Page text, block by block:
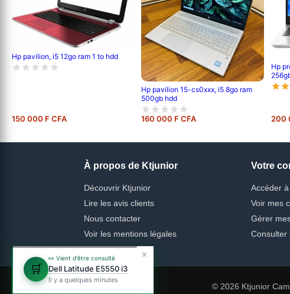
Hp pavilion, i5 12go ram 1 to hdd
150 000 F CFA
Hp pavilion 15-cs0xxx, i5 8go ram
500gb hdd
160 000 F CFA
Hp
200
À propos de Ktjunior
Découvrir Ktjunior
Lire les avis clients
Nous contacter
Voir les mentions légales
Votre
Accéder
Voir mes
Gérer
Consulter
© 2026 Ktjunior
🛒
👀 Vient d'être consulté
Dell Latitude E5550 i3
Il y a quelques minutes
✕